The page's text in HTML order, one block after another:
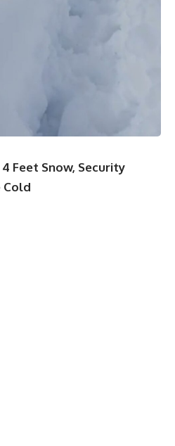
Feet Snow, Security
Cold